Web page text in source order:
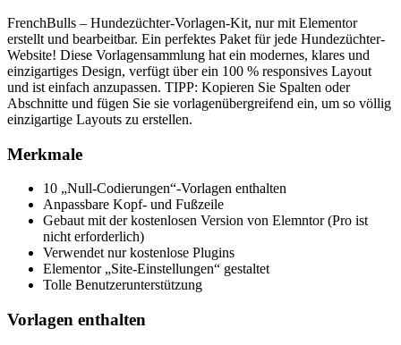
FrenchBulls – Hundezüchter-Vorlagen-Kit, nur mit Elementor
erstellt und bearbeitbar. Ein perfektes Paket für jede Hundezüchter-
Website! Diese Vorlagensammlung hat ein modernes, klares und
einzigartiges Design, verfügt über ein 100 % responsives Layout
und ist einfach anzupassen. TIPP: Kopieren Sie Spalten oder
Abschnitte und fügen Sie sie vorlagenübergreifend ein, um so völlig
einzigartige Layouts zu erstellen.
Merkmale
10 „Null-Codierungen“-Vorlagen enthalten
Anpassbare Kopf- und Fußzeile
Gebaut mit der kostenlosen Version von Elemntor (Pro ist
nicht erforderlich)
Verwendet nur kostenlose Plugins
Elementor „Site-Einstellungen“ gestaltet
Tolle Benutzerunterstützung
Vorlagen enthalten